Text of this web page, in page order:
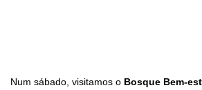
Num sábado, visitamos o Bosque Bem-